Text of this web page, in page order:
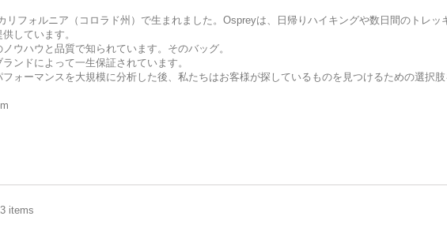
リフォルニア（コロラド州）で生まれました。Ospreyは、日帰りハイキングや数日間のトレッ
しています。
ウハウと品質で知られています。そのバッグ。
ンドによって一生保証されています。
ォーマンスを大規模に分析した後、私たちはお客様が探しているものを見つけるための選択肢
items